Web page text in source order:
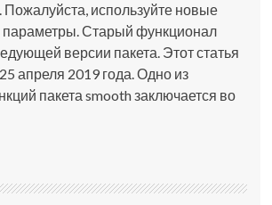
Пожалуйста, используйте новые
Старый функционал
версии пакета. Этот статья
апреля 2019 года. Одно из
пакета smooth заключается во